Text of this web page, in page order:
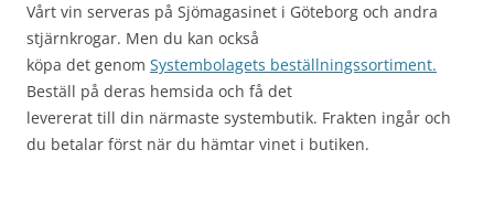
Vårt vin serveras på Sjömagasinet i Göteborg och andra
stjärnkrogar. Men du kan också
köpa det genom Systembolagets beställningssortiment.
Beställ på deras hemsida och få det
levererat till din närmaste systembutik. Frakten ingår och
du betalar först när du hämtar vinet i butiken.